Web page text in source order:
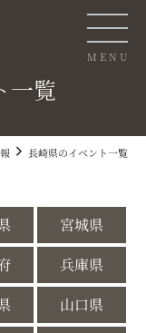
一覧
長崎県のイベント一覧
宮城県
兵庫県
山口県
06
弔文の申込chevron_right